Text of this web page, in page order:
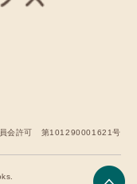
員会許可 第101290001621号